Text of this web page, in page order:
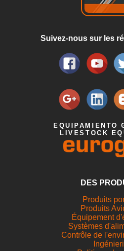
Suivez-nous sur les
EQUIPAMIENTO
LIVESTOCK
DES
Produits
Produits
Équipement
Systèmes
Contrôle de